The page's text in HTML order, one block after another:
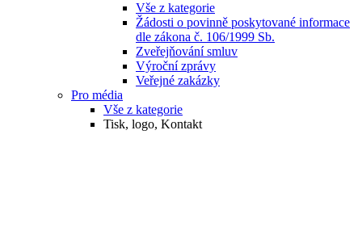
Vše z kategorie
Žádosti o povinně poskytované informace
dle zákona č. 106/1999 Sb.
Zveřejňování smluv
Výroční zprávy
Veřejné zakázky
Pro média
Vše z kategorie
Tisk, logo, Kontakt